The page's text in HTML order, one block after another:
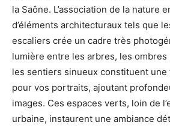
la Saône. L’association de la nature
d’éléments architecturaux tels que
escaliers crée un cadre très
lumière entre les arbres, les
les sentiers sinueux constituent
pour vos portraits, ajoutant
images. Ces espaces verts, loin de
urbaine, instaurent une ambiance